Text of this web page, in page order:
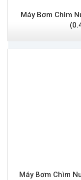
Máy Bơm Chìm
Máy Bơm Chìm